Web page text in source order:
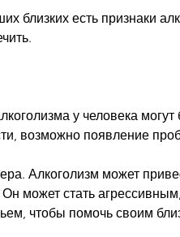
близких есть признаки
у человека
возможно появление
Алкоголизм может
может стать
чтобы помочь своим